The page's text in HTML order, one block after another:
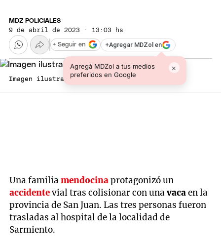
MDZ POLICIALES
9 de abril de 2023 · 13:03 hs
+Agregar MDZol en
Agregá MDZol a tus medios
preferidos en Google
×
+ Seguir en
Imagen ilustrativa
Una familiamendocinaprotagonizó un
accidentevial tras colisionar con unavacaen la
provincia de San Juan. Las tres personas fueron
trasladas al hospital de la localidad de
Sarmiento.